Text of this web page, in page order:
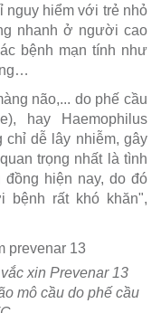
nguy hiểm với trẻ nhỏ
nhanh ở người cao
bệnh mạn tính như
não,... do phế cầu
hay Haemophilus
chỉ dễ lây nhiễm, gây
trọng nhất là tình
đồng hiện nay, do đó
bệnh rất khó khăn",
xin Prevenar 13
mô cầu do phế cầu